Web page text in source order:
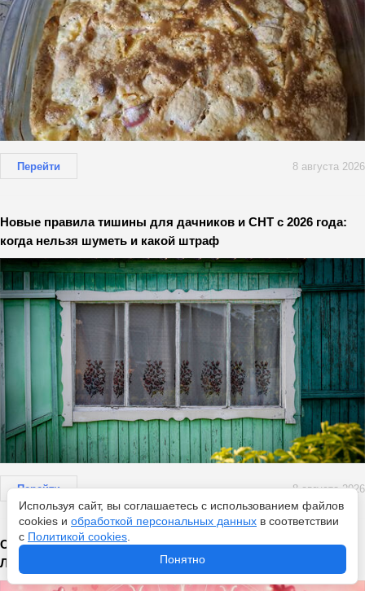
Перейти 8 августа 2026
Новые правила тишины для дачников и СНТ с 2026 года:
когда нельзя шуметь и какой штраф
Перейти 8 августа 2026
Овнам - романтика, Козерогам - стабильность: гороскоп
Любви на неделю с 10 по 16 августа - затронет каждого
Используя сайт, вы соглашаетесь с использованием файлов
cookies и обработкой персональных данных в соответствии
с Политикой cookies
Понятно